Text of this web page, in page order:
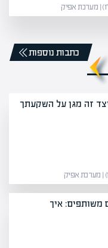
כתבות נוספות
זה מגן על השקעתך
משותפים: איך